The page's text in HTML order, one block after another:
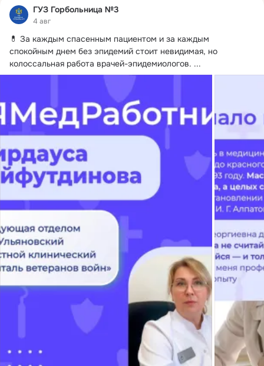
ГУЗ Горбольница №3
4 авг
💊 За каждым спасенным пациентом и за каждым
спокойным днем без эпидемий стоит невидимая, но
колоссальная работа врачей-эпидемиологов. ...